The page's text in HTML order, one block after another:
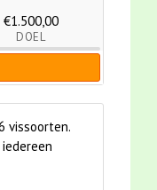
€1.500,00
DOEL
vissoorten.